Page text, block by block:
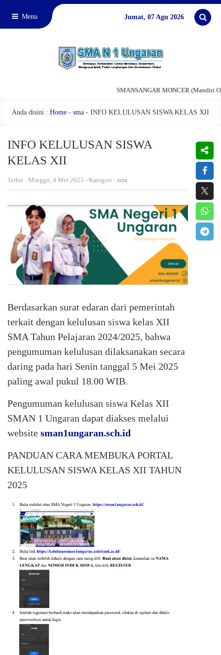
Menu Jumat, 07 Agu 2026
SMANSANGAR MONCER (Mandiri
Anda disini : Home - sma - INFO KELULUSAN SISWA KELAS XII
INFO KELULUSAN SISWA
KELAS XII
Terbit : Minggu, 4 Mei 2025 - Kategori : sma
Berdasarkan surat edaran dari pemerintah
terkait dengan kelulusan siswa kelas XII
SMA Tahun Pelajaran 2024/2025, bahwa
pengumuman kelulusan dilaksanakan secara
daring pada hari Senin tanggal 5 Mei 2025
paling awal pukul 18.00 WIB.
Pengumuman kelulusan siswa Kelas XII
SMAN 1 Ungaran dapat diakses melalui
website sman1ungaran.sch.id
PANDUAN CARA MEMBUKA PORTAL
KELULUSAN SISWA KELAS XII TAHUN
2025